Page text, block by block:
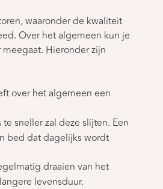
waaronder de kwaliteit
Over het algemeen kun je
Hieronder zijn
over het algemeen een
sneller zal deze slijten. Een
bed dat dagelijks wordt
draaien van het
levensduur.